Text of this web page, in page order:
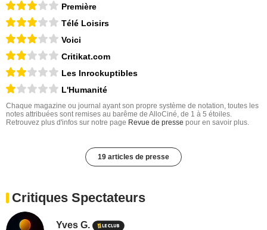
Première
Télé Loisirs
Voici
Critikat.com
Les Inrockuptibles
L'Humanité
Chaque magazine ou journal ayant son propre système de notation, toutes les
notes attribuées sont remises au barême de AlloCiné, de 1 à 5 étoiles.
Retrouvez plus d'infos sur notre page Revue de presse pour en savoir plus.
19 articles de presse
Critiques Spectateurs
Yves G.